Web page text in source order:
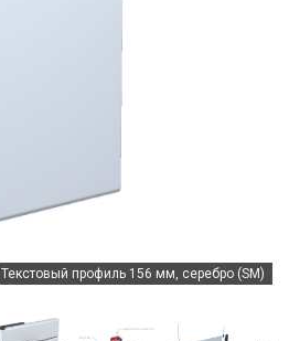
Текстовый профиль 156 мм, серебро (SM)